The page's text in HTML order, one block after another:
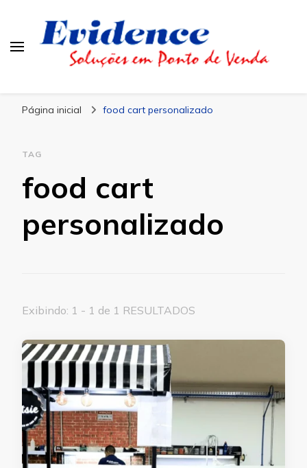
Página inicial food cart personalizado
TAG
food cart
personalizado
Exibindo: 1 - 1 de 1 RESULTADOS